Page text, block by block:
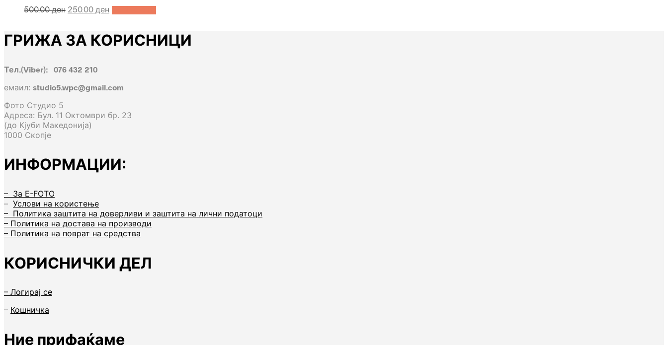
500.00ден 250.00 ден
ГРИЖА ЗА КОРИСНИЦИ
Тел.(Viber): 076 432 210
емаил: studio5.wpc@gmail.com
Фото Студио 5
Адреса: Бул. 11 Октомври бр. 23
(до Кјуби Македонија)
1000 Скопје
ИНФОРМАЦИИ:
– За E-FOTO
– Услови на користење
– Политика заштита на доверливи и заштита на лични податоци
– Политика на достава на производи
– Политика на поврат на средства
КОРИСНИЧКИ ДЕЛ
– Логирај се
– Кошничка
Ние прифаќаме